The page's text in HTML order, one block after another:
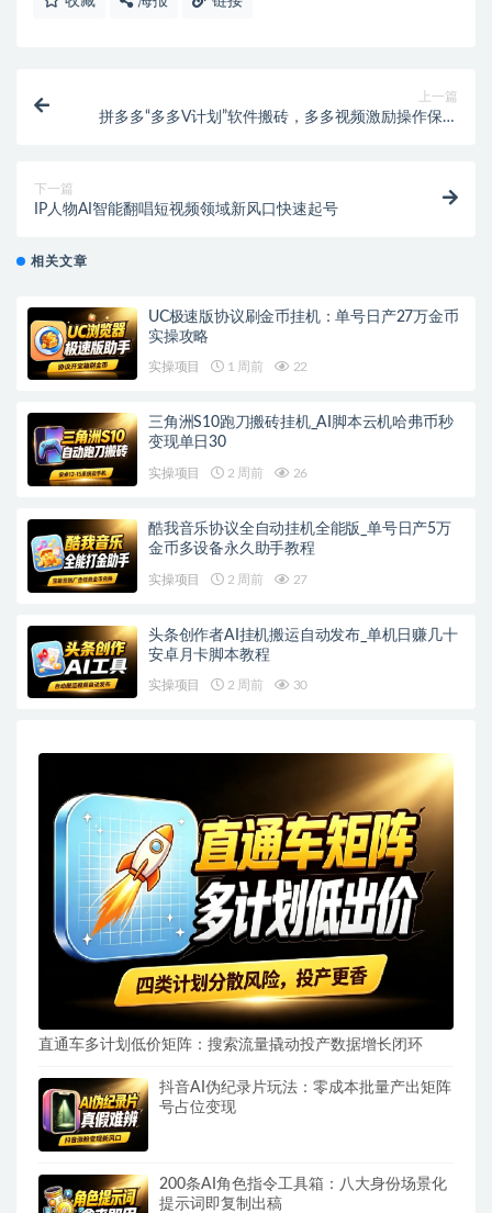
上一篇
拼多多“多多V计划”软件搬砖，多多视频激励操作保姆
下一篇
IP人物AI智能翻唱短视频领域新风口快速起号
相关文章
UC极速版协议刷金币挂机：单号日产27万金币
实操攻略
实操项目 1 周前 22
三角洲S10跑刀搬砖挂机_AI脚本云机哈弗币秒
变现单日30
实操项目 2 周前 26
酷我音乐协议全自动挂机全能版_单号日产5万
金币多设备永久助手教程
实操项目 2 周前 27
头条创作者AI挂机搬运自动发布_单机日赚几十
安卓月卡脚本教程
实操项目 2 周前 30
直通车多计划低价矩阵：搜索流量撬动投产数据增长闭环
抖音AI伪纪录片玩法：零成本批量产出矩阵
号占位变现
200条AI角色指令工具箱：八大身份场景化
提示词即复制出稿